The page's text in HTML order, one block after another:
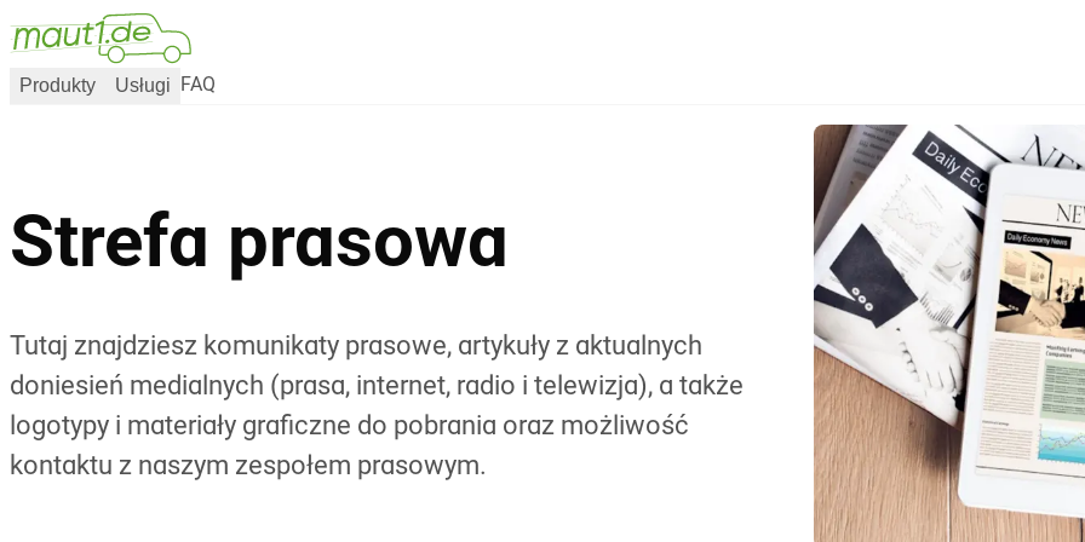
Produkty Usługi FAQ
Strefa prasowa
Tutaj znajdziesz komunikaty prasowe, artykuły z aktualnych
doniesień medialnych (prasa, internet, radio i telewizja), a także
logotypy i materiały graficzne do pobrania oraz możliwość
kontaktu z naszym zespołem prasowym.